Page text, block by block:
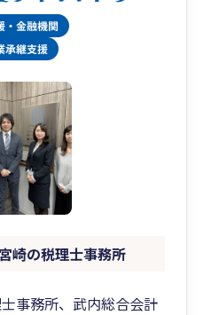
崎の税理士事務所
事務所、武内総合会計